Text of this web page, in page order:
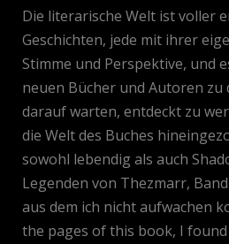
Die literarische Welt ist voller
Geschichten, jede mit ihrer
Stimme und Perspektive, und
neuen Bücher und Autoren zu
darauf warten, entdeckt zu
die Welt des Buches
sowohl lebendig als auch
Legenden von Thezmarr,
aus dem ich nicht aufwachen
the pages of this book, I